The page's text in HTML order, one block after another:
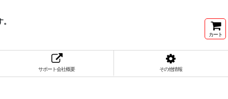
カート
サポート会社概要 その他情報